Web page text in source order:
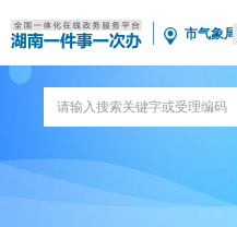
市气象局